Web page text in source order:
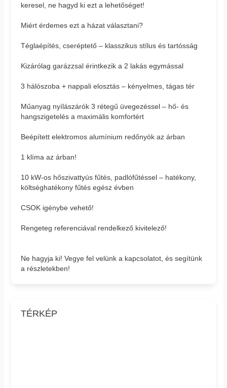
keresel, ne hagyd ki ezt a lehetőséget!
Miért érdemes ezt a házat választani?
Téglaépítés, cseréptető – klasszikus stílus és tartósság
Kizárólag garázzsal érintkezik a 2 lakás egymással
3 hálószoba + nappali elosztás – kényelmes, tágas tér
Műanyag nyílászárók 3 rétegű üvegezéssel – hő- és
hangszigetelés a maximális komfortért
Beépített elektromos alumínium redőnyök az árban
1 klíma az árban!
10 kW-os hőszivattyús fűtés, padlófűtéssel – hatékony,
költséghatékony fűtés egész évben
CSOK igénybe vehető!
Rengeteg referenciával rendelkező kivitelező!
Ne hagyja ki! Vegye fel velünk a kapcsolatot, és segítünk
a részletekben!
TÉRKÉP